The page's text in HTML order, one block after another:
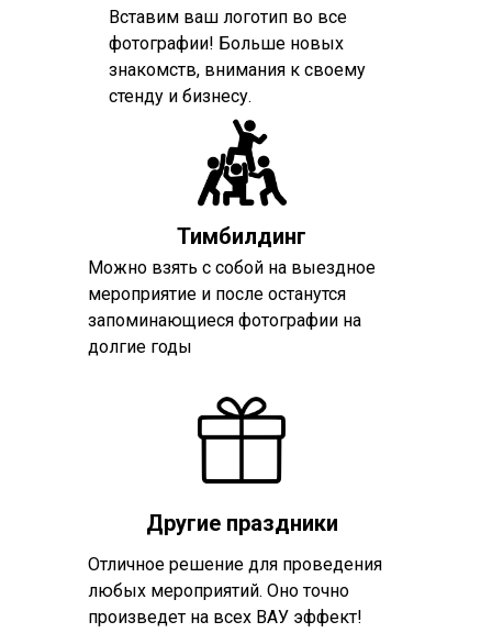
Можно взять с собой на выездное
мероприятие и после останутся
запоминающиеся фотографии на
долгие годы
Тимбилдинг
Вставим ваш логотип во все
фотографии! Больше новых
знакомств, внимания к своему
стенду и бизнесу.
Отличное решение для проведения
любых мероприятий. Оно точно
произведет на всех ВАУ эффект!
Другие праздники